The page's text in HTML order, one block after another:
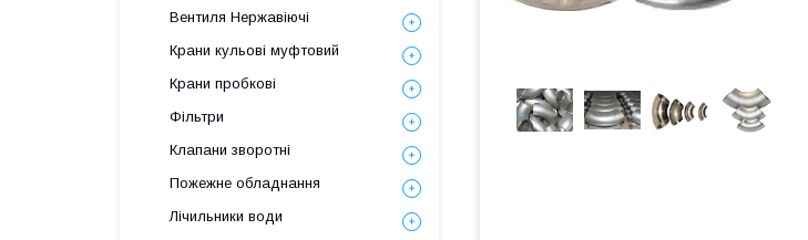
Вентиля Нержавіючі
Крани кульові муфтовий
Крани пробкові
Фільтри
Клапани зворотні
Пожежне обладнання
Лічильники води